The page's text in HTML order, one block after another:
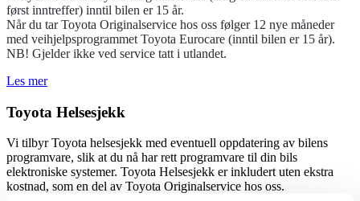
først inntreffer) inntil bilen er 15 år.
Når du tar Toyota Originalservice hos oss følger 12 nye måneder
med veihjelpsprogrammet Toyota Eurocare (inntil bilen er 15 år).
NB! Gjelder ikke ved service tatt i utlandet.
Les mer
Toyota Helsesjekk
Vi tilbyr Toyota helsesjekk med eventuell oppdatering av bilens
programvare, slik at du nå har rett programvare til din bils
elektroniske systemer. Toyota Helsesjekk er inkludert uten ekstra
kostnad, som en del av Toyota Originalservice hos oss.